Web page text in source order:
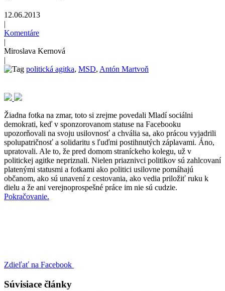
12.06.2013
|
Komentáre
|
Miroslava Kernová
|
politická agitka, MSD, Antón Martvoň
Žiadna fotka na zmar, toto si zrejme povedali Mladí sociálni
demokrati, keď v sponzorovanom statuse na Facebooku
upozorňovali na svoju usilovnosť a chvália sa, ako prácou vyjadrili
spolupatričnosť a solidaritu s ľuďmi postihnutých záplavami. Áno,
upratovali. Ale to, že pred domom straníckeho kolegu, už v
politickej agitke nepriznali. Nielen priaznivci politikov sú zahlcovaní
platenými statusmi a fotkami ako politici usilovne pomáhajú
občanom, ako sú unavení z cestovania, ako vedia priložiť ruku k
dielu a že ani verejnoprospešné práce im nie sú cudzie.
Pokračovanie.
Zdieľať na Facebook
Súvisiace články